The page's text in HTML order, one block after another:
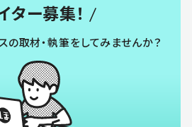
ター募集！
の取材・執筆をしてみませんか？